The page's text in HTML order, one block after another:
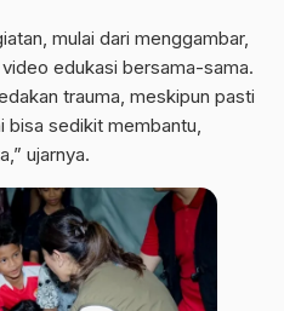
mulai dari menggambar,
edukasi bersama-sama.
trauma, meskipun pasti
bisa sedikit membantu,
ujarnya.